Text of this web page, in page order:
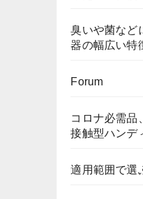
臭いや菌など
器の幅広い特
Forum
コロナ必需品
接触型ハンデ
適用範囲で選